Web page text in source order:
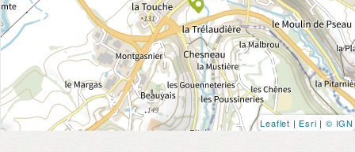
Leaflet | Esri | © IGN